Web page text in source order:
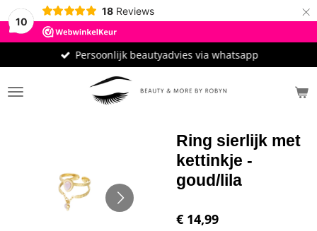
10
18 Reviews ×
Persoonlijk beautyadvies via whatsapp
Ring sierlijk met
kettinkje -
goud/lila
€ 14,99